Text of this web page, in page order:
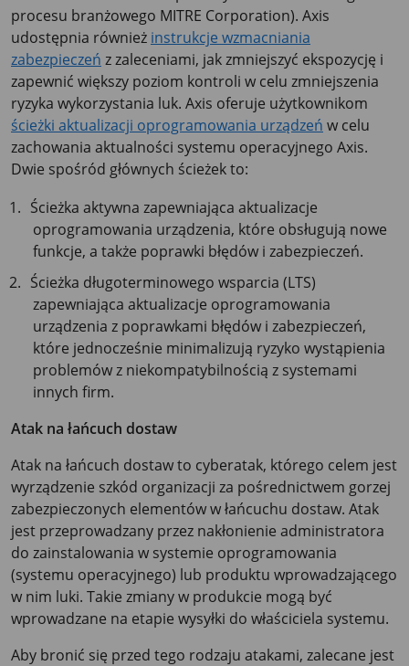
procesu branżowego MITRE Corporation). Axis
udostępnia również instrukcje wzmacniania
zabezpieczeń z zaleceniami, jak zmniejszyć ekspozycję i
zapewnić większy poziom kontroli w celu zmniejszenia
ryzyka wykorzystania luk. Axis oferuje użytkownikom
ścieżki aktualizacji oprogramowania urządzeń w celu
zachowania aktualności systemu operacyjnego Axis.
Dwie spośród głównych ścieżek to:
Ścieżka aktywna zapewniająca aktualizacje
oprogramowania urządzenia, które obsługują nowe
funkcje, a także poprawki błędów i zabezpieczeń.
Ścieżka długoterminowego wsparcia (LTS)
zapewniająca aktualizacje oprogramowania
urządzenia z poprawkami błędów i zabezpieczeń,
które jednocześnie minimalizują ryzyko wystąpienia
problemów z niekompatybilnością z systemami
innych firm.
Atak na łańcuch dostaw
Atak na łańcuch dostaw to cyberatak, którego celem jest
wyrządzenie szkód organizacji za pośrednictwem gorzej
zabezpieczonych elementów w łańcuchu dostaw. Atak
jest przeprowadzany przez nakłonienie administratora
do zainstalowania w systemie oprogramowania
(systemu operacyjnego) lub produktu wprowadzającego
w nim luki. Takie zmiany w produkcie mogą być
wprowadzane na etapie wysyłki do właściciela systemu.
Aby bronić się przed tego rodzaju atakami, zalecane jest